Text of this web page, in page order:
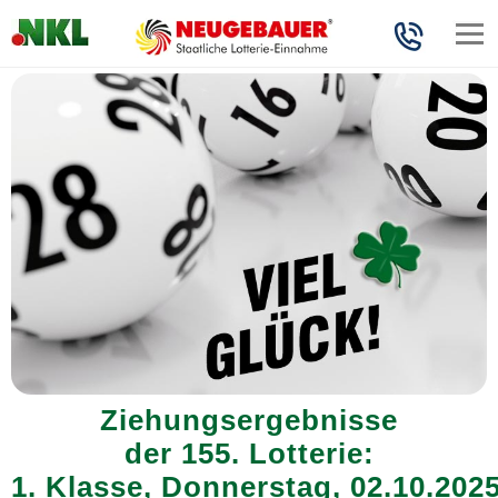
Ziehungsergebnisse
der 155. Lotterie:
1. Klasse, Donnerstag,